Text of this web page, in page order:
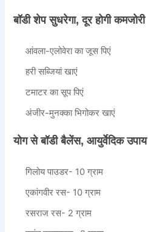
बॉडी शेप सुधरेगा, दूर होगी कमजोरी
आंवला-एलोवेरा का जूस पिएं
हरी सब्जियां खाएं
टमाटर का सूप पिएं
अंजीर-मुनक्का भिगोकर खाएं
योग से बॉडी बैलेंस, आयुर्वेदिक उपाय
गिलोय पाउडर- 10 ग्राम
एकांगवीर रस- 10 ग्राम
रसराज रस- 2 ग्राम